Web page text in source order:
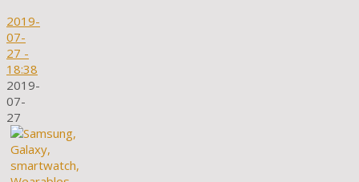
2019-
07-
27 -
18:38
2019-
07-
27